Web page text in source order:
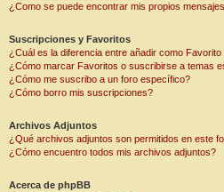
¿Como se puede encontrar mis propios
Suscripciones y Favoritos
¿Cuál es la diferencia entre añadir como
¿Cómo marcar Favoritos o suscribirse a temas
¿Cómo me suscribo a un foro específico?
¿Cómo borro mis suscripciones?
Archivos Adjuntos
¿Qué archivos adjuntos son permitidos en este
¿Cómo encuentro todos mis archivos adjuntos?
Acerca de phpBB